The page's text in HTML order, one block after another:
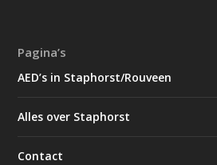
Pagina’s
AED’s in Staphorst/Rouveen
Alles over Staphorst
Contact